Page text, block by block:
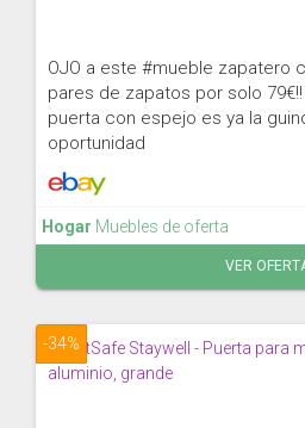
OJO a este #mueble zapatero
pares de zapatos por solo
puerta con espejo es ya la
oportunidad
Hogar Muebles de oferta
VER
-34%